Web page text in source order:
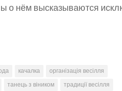
о нём высказываются
качалка
організація весілля
танець з віником традиції весілля